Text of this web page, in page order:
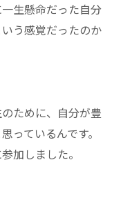
生懸命だった自分
う感覚だったのか
ために、自分が豊
っているんです。
加しました。